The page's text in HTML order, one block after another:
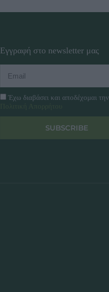
Εγγραφή στο newsletter μας
Έχω διαβάσει και αποδέχομαι την
SUBSCRIBE